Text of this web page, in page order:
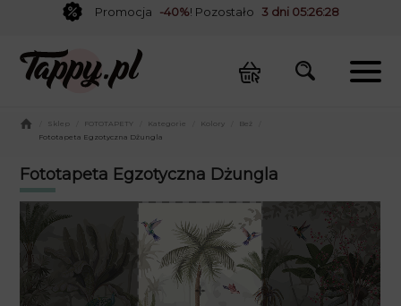
Promocja -40%! Pozostało 3 dni 05:26:28
Sklep FOTOTAPETY Kategorie Kolory Beż
Fototapeta Egzotyczna Dżungla
Fototapeta Egzotyczna Dżungla